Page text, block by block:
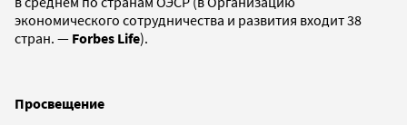
экономического сотрудничества и развития входит 38
стран. — Forbes Life).
Просвещение